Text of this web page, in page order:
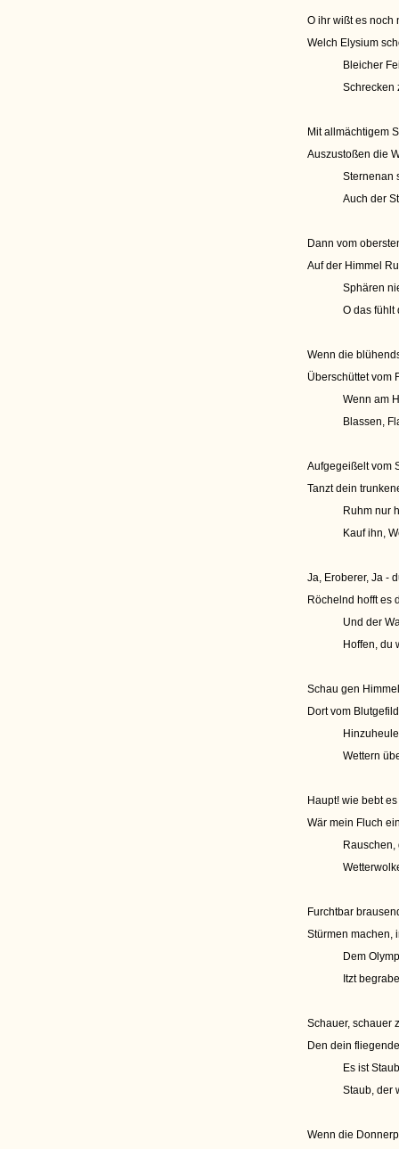
O ihr wißt es noch
Welch Elysium
Bleicher
Schrecken
Mit allmächtigem
Auszustoßen die
Sternenan
Auch der
Dann vom
Auf der Himmel
Sphären
O das fühlt
Wenn die
Überschüttet vom
Wenn am
Blassen,
Aufgegeißelt vom
Tanzt dein
Ruhm nur
Kauf ihn,
Ja, Eroberer, Ja -
Röchelnd hofft es
Und der
Hoffen, du
Schau gen
Dort vom
Wettern
Haupt! wie bebt
Wär mein Fluch
Furchtbar
Stürmen machen,
Dem
Itzt
Schauer, schauer
Den dein
Es ist
Staub, der
Wenn die